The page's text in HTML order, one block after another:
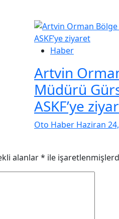
Haber
Artvin
Müdürü
ASKF’ye
Oto Haber Haziran
alanlar* ile